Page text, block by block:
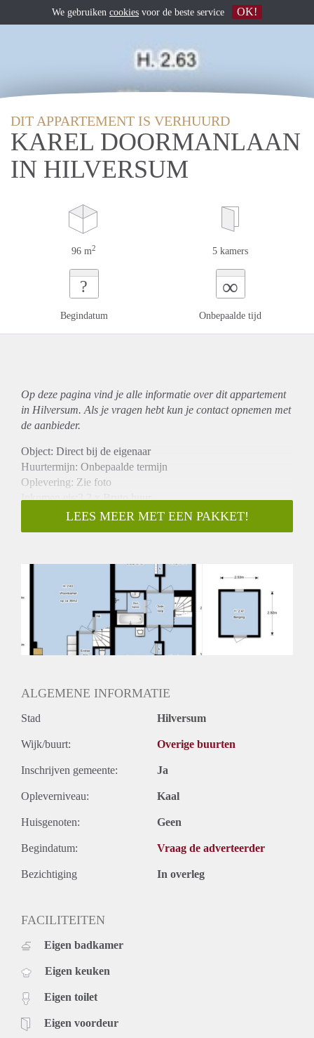
DIT APPARTEMENT IS VERHUURD
KAREL DOORMANLAAN
IN HILVERSUM
96 m2 5 kamers
?
Begindatum
∞
Onbepaalde tijd
Op deze pagina vind je alle informatie over ditappartement
in Hilversum. Als je vragen hebt kun je contact opnemen met
de aanbieder.
Object: Direct bij de eigenaar
Huurtermijn: Onbepaalde termijn
Oplevering: Zie foto
Inkomen eis:3,2 x Bruto huur
Garantiestelling mogelijk: Ja
Borg: 1 Maand
Huisdieren toegestaan: Afhankelijk van de Eigenaar
Huurtoeslag grens: Nee
Geschikt voor studenten: Afhankelijk van de Eigenaar
LEES MEER MET EEN PAKKET!
ALGEMENE INFORMATIE
Stad Hilversum
Wijk/buurt: Overige buurten
Inschrijven gemeente: Ja
Opleverniveau: Kaal
Huisgenoten: Geen
Begindatum: Vraag de adverteerder
Bezichtiging In overleg
FACILITEITEN
Eigen badkamer
Eigen keuken
Eigen toilet
Eigen voordeur
We gebruiken cookies voor de beste service OK!